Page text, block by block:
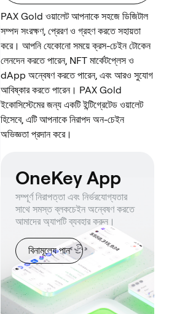
PAX Gold ওয়ালেট আপনাকে সহজে ডিজিটাল
সম্পদ সংরক্ষণ, প্রেরণ ও গ্রহণ করতে সহায়তা
করে। আপনি যেকোনো সময়ে ক্রস-চেইন টোকেন
লেনদেন করতে পারেন, NFT মার্কেটপ্লেস ও
dApp অন্বেষণ করতে পারেন, এবং আরও সুযোগ
আবিষ্কার করতে পারেন। PAX Gold
ইকোসিস্টেমের জন্য একটি ইন্টিগ্রেটেড ওয়ালেট
হিসেবে, এটি আপনাকে নিরাপদ অন-চেইন
অভিজ্ঞতা প্রদান করে।
OneKey App
সম্পূর্ণ নিরাপত্তা এবং নির্ভরযোগ্যতার
সাথে সমস্ত ব্লকচেইন অন্বেষণ করতে
আমাদের অ্যাপটি ব্যবহার করুন।
বিনামূল্যে পান